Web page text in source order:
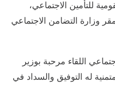
للتأمين الاجتماعي،
وزارة التضامن الاجتماعي
اللقاء مرحبة بوزير
له التوفيق والسداد في